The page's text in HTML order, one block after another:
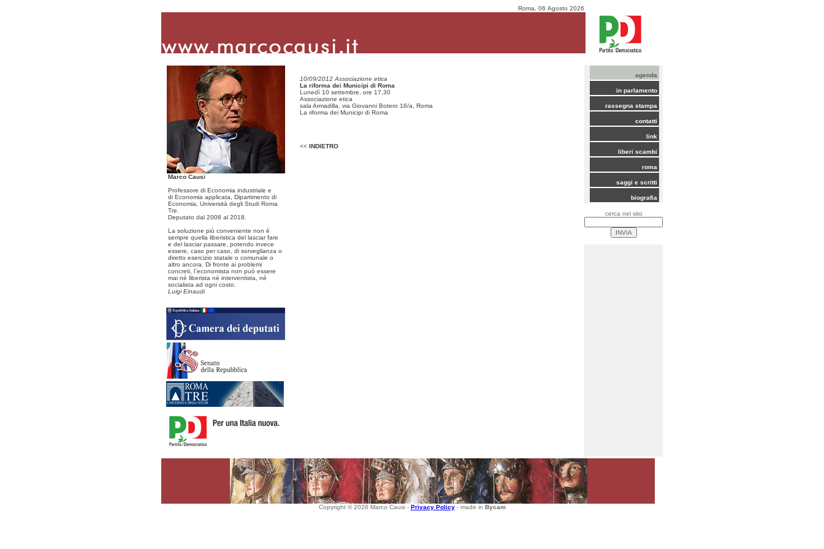
Roma, 06 Agosto 2026
Marco Causi
Professore di Economia industriale e
di Economia applicata, Dipartimento di
Economia, Università degli Studi Roma
Tre.
Deputato dal 2008 al 2018.
La soluzione più conveniente non è
sempre quella liberistica del lasciar fare
e del lasciar passare, potendo invece
essere, caso per caso, di sorveglianza o
diretto esercizio statale o comunale o
altro ancora. Di fronte ai problemi
concreti, l´economista non può essere
mai né liberista né interventista, né
socialista ad ogni costo.
Luigi Einaudi
10/09/2012 Associazione etica
La riforma dei Municipi di Roma
Lunedì 10 settembre, ore 17,30
Associazione etica
sala Armadilla, via Giovanni Botero 16/a, Roma
La riforma dei Municipi di Roma
<< INDIETRO
agenda
in parlamento
rassegna stampa
contatti
link
liberi scambi
roma
saggi e scritti
biografia
cerca nel sito
Copyright © 2026 Marco Causi - Privacy Policy- made in Bycam